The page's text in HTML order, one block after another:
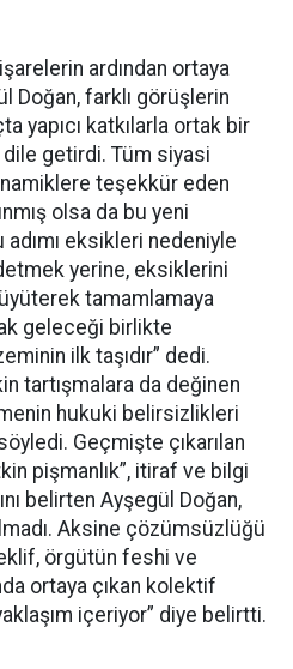
ardından ortaya
Doğan, farklı görüşlerin
yapıcı katkılarla ortak bir
getirdi. Tüm siyasi
teşekkür eden
olsa da bu yeni
eksikleri nedeniyle
yerine, eksiklerini
tamamlamaya
geleceği birlikte
ilk taşıdır” dedi.
tartışmalara da değinen
hukuki belirsizlikleri
Geçmişte çıkarılan
pişmanlık”, itiraf ve bilgi
belirten Ayşegül Doğan,
Aksine çözümsüzlüğü
örgütün feshi ve
ortaya çıkan kolektif
içeriyor” diye belirtti.